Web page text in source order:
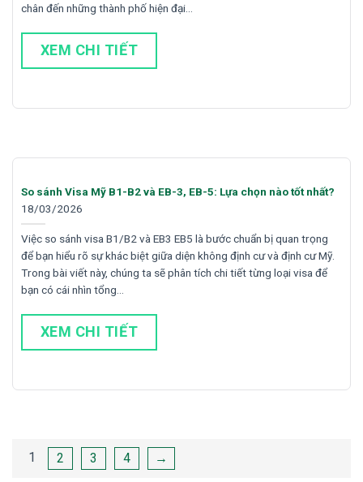
chân đến những thành phố hiện đại…
XEM CHI TIẾT
So sánh Visa Mỹ B1-B2 và EB-3, EB-5: Lựa chọn nào tốt nhất?
18/03/2026
Việc so sánh visa B1/B2 và EB3 EB5 là bước chuẩn bị quan trọng
để bạn hiểu rõ sự khác biệt giữa diện không định cư và định cư Mỹ.
Trong bài viết này, chúng ta sẽ phân tích chi tiết từng loại visa để
bạn có cái nhìn tổng…
XEM CHI TIẾT
Phân
trang
1 2 3 4 →